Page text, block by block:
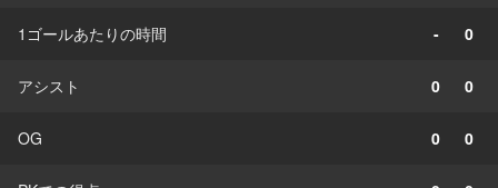
1ゴールあたりの時間 - 0
アシスト 0 0
OG 0 0